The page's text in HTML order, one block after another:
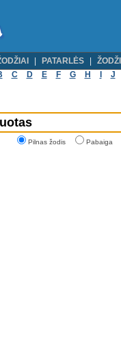
PATARLĖS
C D E F G H J
Pilnas žodis Pabaiga